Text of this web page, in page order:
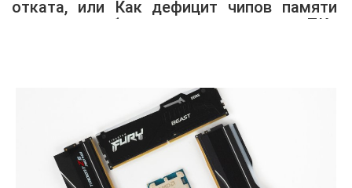
отката, или Как дефицит чипов памяти
влияет на выбор железа для игрового ПК